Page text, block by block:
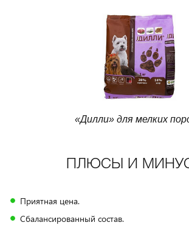
«Дилли» для мелких
ПЛЮСЫ И
Приятная цена.
Сбалансированный состав.